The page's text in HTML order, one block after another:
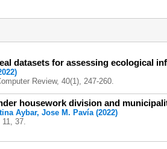
datasets for assessing ecological
Review, 40(1), 247-260.
housework division and
Aybar, Jose M. Pavía (2022)
37.